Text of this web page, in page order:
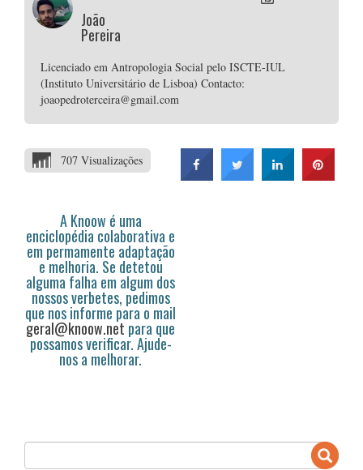
João
Pereira
Licenciado em Antropologia Social pelo ISCTE-IUL
(Instituto Universitário de Lisboa) Contacto:
joaopedroterceira@gmail.com
707 Visualizações
A Knoow é uma
enciclopédia colaborativa e
em permamente adaptação
e melhoria. Se detetou
alguma falha em algum dos
nossos verbetes, pedimos
que nos informe para o mail
geral@knoow.net para que
possamos verificar. Ajude-
nos a melhorar.